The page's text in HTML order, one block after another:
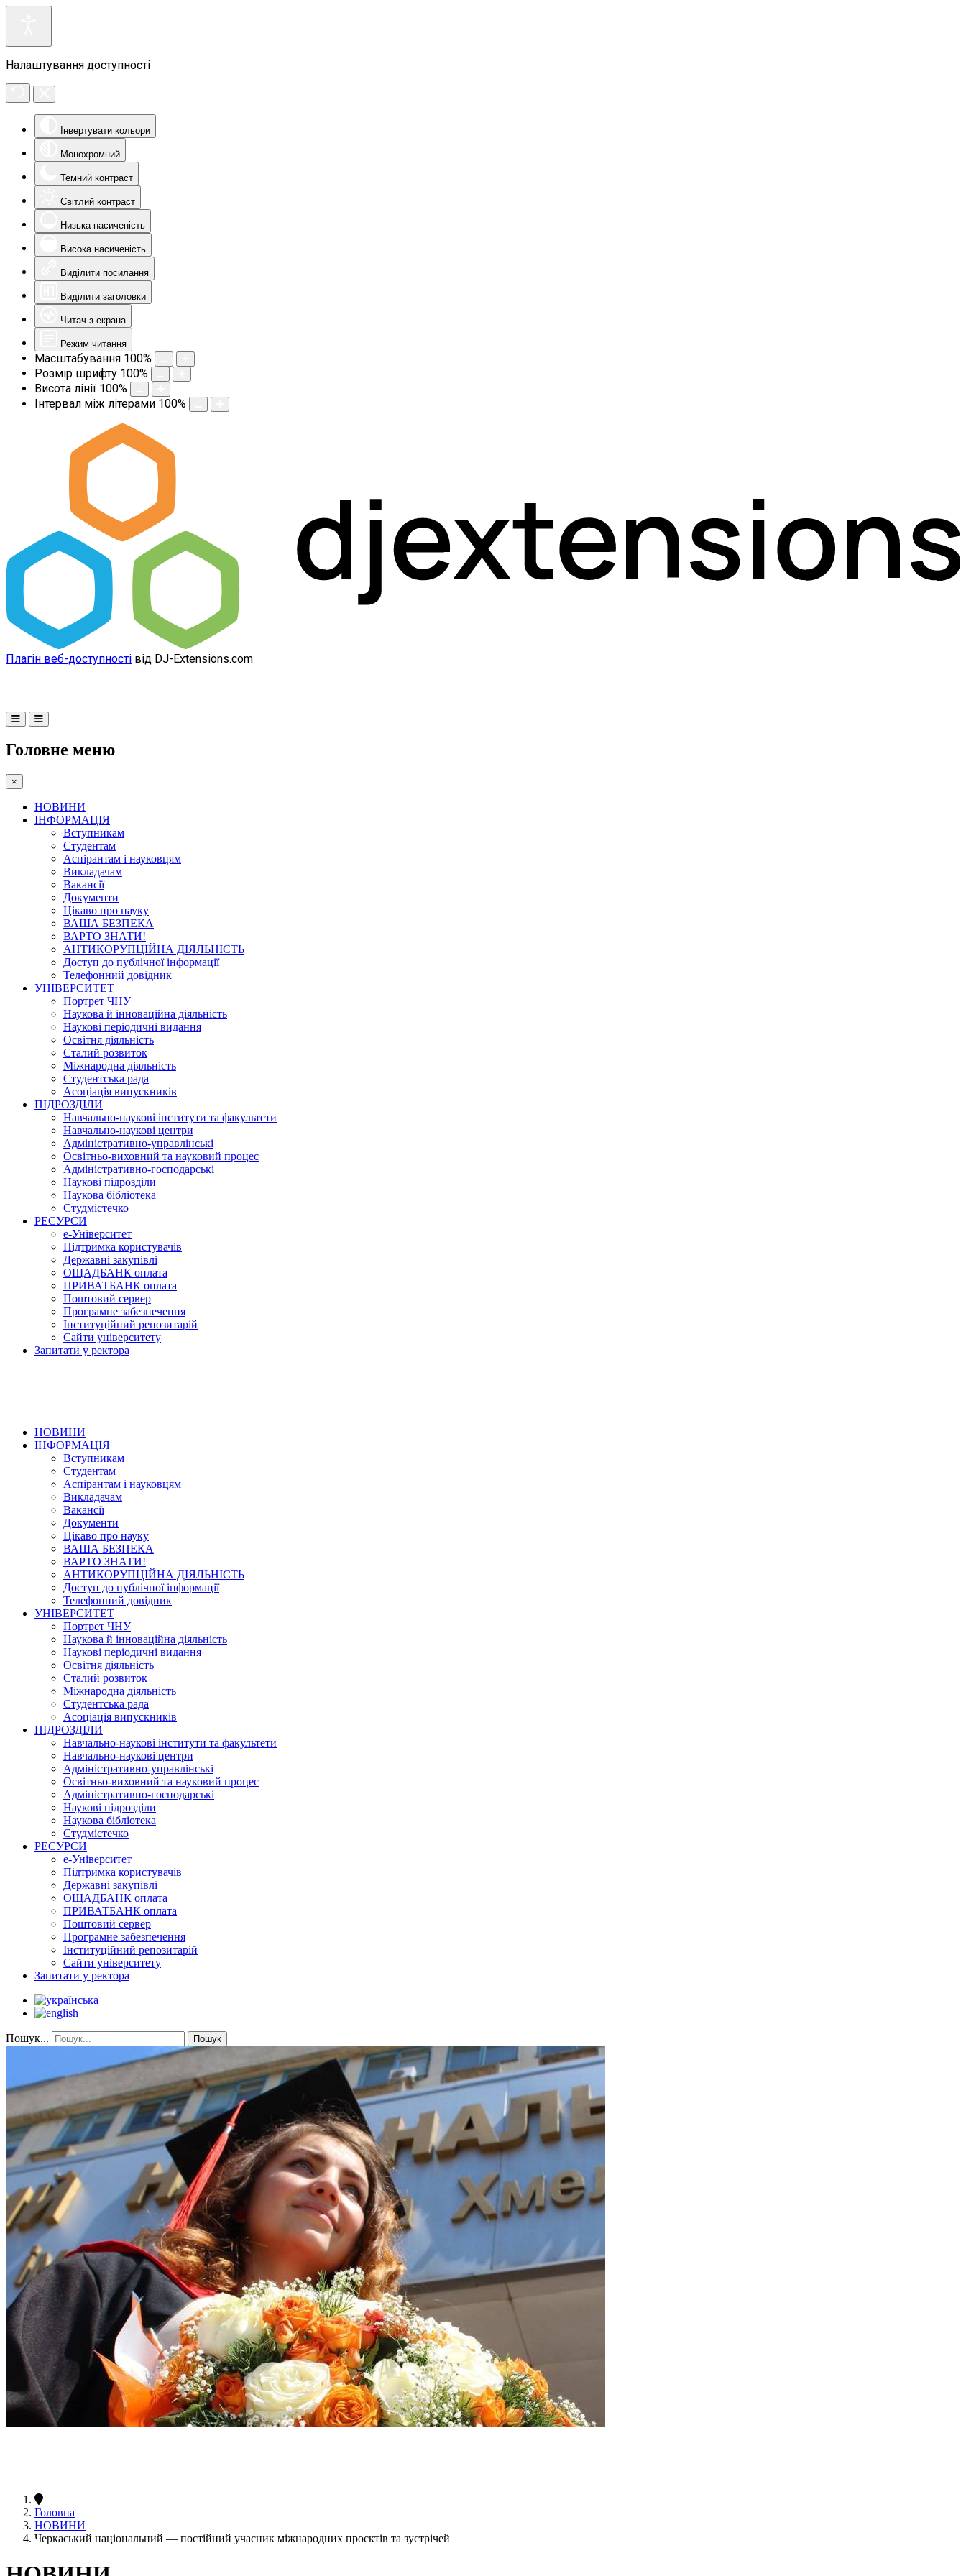
Налаштування доступності
Інвертувати кольори
Монохромний
Темний контраст
Світлий контраст
Низька насиченість
Висока насиченість
Виділити посилання
Виділити заголовки
Читач з екрана
Режим читання
Масштабування 100%
Розмір шрифту 100%
Висота лінії 100%
Інтервал між літерами 100%
Плагін веб-доступності від DJ-Extensions.com
Головне меню
×
НОВИНИ
ІНФОРМАЦІЯ
Вступникам
Студентам
Аспірантам і науковцям
Викладачам
Вакансії
Документи
Цікаво про науку
ВАША БЕЗПЕКА
ВАРТО ЗНАТИ!
АНТИКОРУПЦІЙНА ДІЯЛЬНІСТЬ
Доступ до публічної інформації
Телефонний довідник
УНІВЕРСИТЕТ
Портрет ЧНУ
Наукова й інноваційна діяльність
Наукові періодичні видання
Освітня діяльність
Сталий розвиток
Міжнародна діяльність
Студентська рада
Асоціація випускників
ПІДРОЗДІЛИ
Навчально-наукові інститути та факультети
Навчально-наукові центри
Адміністративно-управлінські
Освітньо-виховний та науковий процес
Адміністративно-господарські
Наукові підрозділи
Наукова бібліотека
Студмістечко
РЕСУРСИ
е-Університет
Підтримка користувачів
Державні закупівлі
ОЩАДБАНК оплата
ПРИВАТБАНК оплата
Поштовий сервер
Програмне забезпечення
Інституційний репозитарій
Сайти університету
Запитати у ректора
НОВИНИ
ІНФОРМАЦІЯ
Вступникам
Студентам
Аспірантам і науковцям
Викладачам
Вакансії
Документи
Цікаво про науку
ВАША БЕЗПЕКА
ВАРТО ЗНАТИ!
АНТИКОРУПЦІЙНА ДІЯЛЬНІСТЬ
Доступ до публічної інформації
Телефонний довідник
УНІВЕРСИТЕТ
Портрет ЧНУ
Наукова й інноваційна діяльність
Наукові періодичні видання
Освітня діяльність
Сталий розвиток
Міжнародна діяльність
Студентська рада
Асоціація випускників
ПІДРОЗДІЛИ
Навчально-наукові інститути та факультети
Навчально-наукові центри
Адміністративно-управлінські
Освітньо-виховний та науковий процес
Адміністративно-господарські
Наукові підрозділи
Наукова бібліотека
Студмістечко
РЕСУРСИ
е-Університет
Підтримка користувачів
Державні закупівлі
ОЩАДБАНК оплата
ПРИВАТБАНК оплата
Поштовий сервер
Програмне забезпечення
Інституційний репозитарій
Сайти університету
Запитати у ректора
Пошук... Пошук
Головна
НОВИНИ
Черкаський національний — постійний учасник міжнародних проєктів та зустрічей